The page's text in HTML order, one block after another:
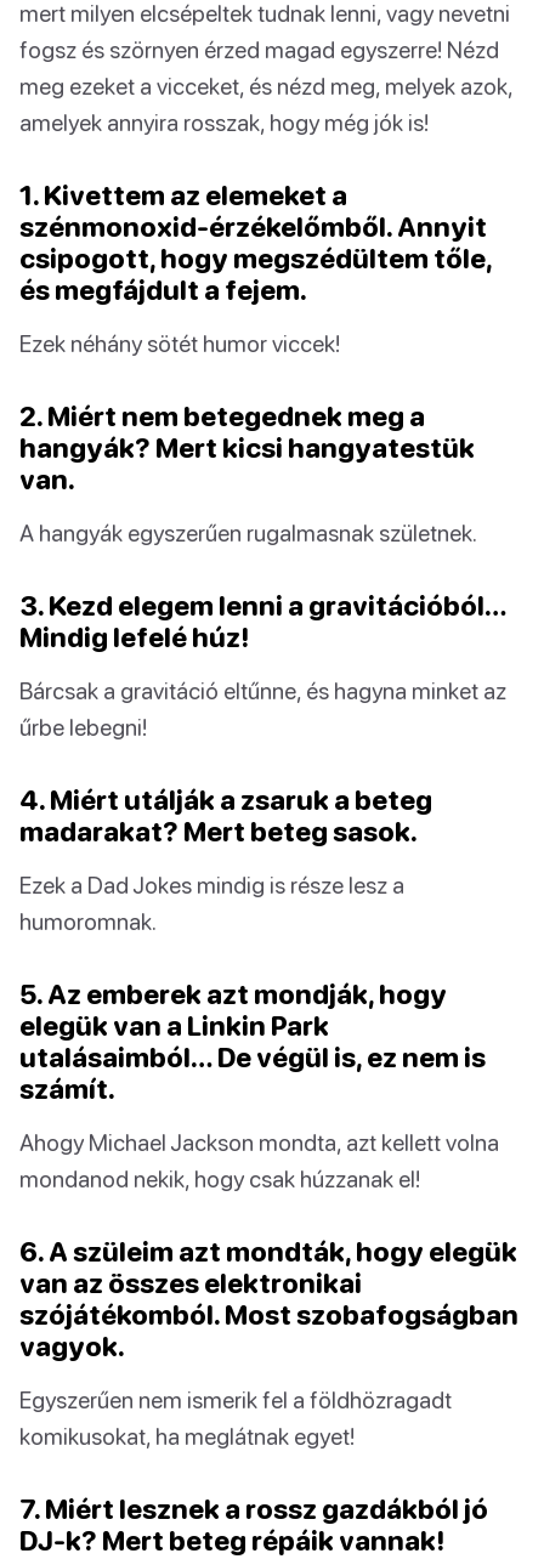
mert milyen elcsépeltek tudnak lenni, vagy nevetni
fogsz és szörnyen érzed magad egyszerre! Nézd
meg ezeket a vicceket, és nézd meg, melyek azok,
amelyek annyira rosszak, hogy még jók is!
1. Kivettem az elemeket a
szénmonoxid-érzékelőmből. Annyit
csipogott, hogy megszédültem tőle,
és megfájdult a fejem.
Ezek néhány sötét humor viccek!
2. Miért nem betegednek meg a
hangyák? Mert kicsi hangyatestük
van.
A hangyák egyszerűen rugalmasnak születnek.
3. Kezd elegem lenni a gravitációból…
Mindig lefelé húz!
Bárcsak a gravitáció eltűnne, és hagyna minket az
űrbe lebegni!
4. Miért utálják a zsaruk a beteg
madarakat? Mert beteg sasok.
Ezek a Dad Jokes mindig is része lesz a
humoromnak.
5. Az emberek azt mondják, hogy
elegük van a Linkin Park
utalásaimból… De végül is, ez nem is
számít.
Ahogy Michael Jackson mondta, azt kellett volna
mondanod nekik, hogy csak húzzanak el!
6. A szüleim azt mondták, hogy elegük
van az összes elektronikai
szójátékomból. Most szobafogságban
vagyok.
Egyszerűen nem ismerik fel a földhözragadt
komikusokat, ha meglátnak egyet!
7. Miért lesznek a rossz gazdákból jó
DJ-k? Mert beteg répáik vannak!